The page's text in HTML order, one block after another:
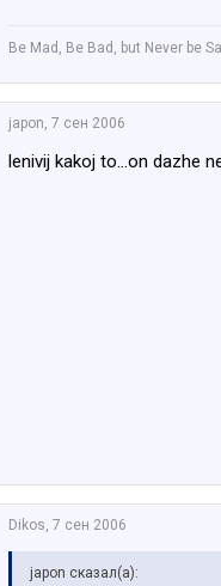
Be Mad, Be Bad, but Never be
japon, 7 сен 2006
lenivij kakoj to...on dazhe
Dikos, 7 сен 2006
japon сказал(а):